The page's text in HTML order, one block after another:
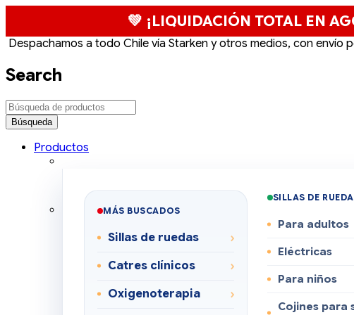
💚 ¡LIQUIDACIÓN TOTAL EN
Despachamos a todo Chile vía Starken y otros medios, con envío
Search
Productos
MÁS BUSCADOS
Sillas de ruedas
Catres clínicos
Oxigenoterapia
SILLAS DE
Para adultos
Eléctricas
Para niños
Cojines para